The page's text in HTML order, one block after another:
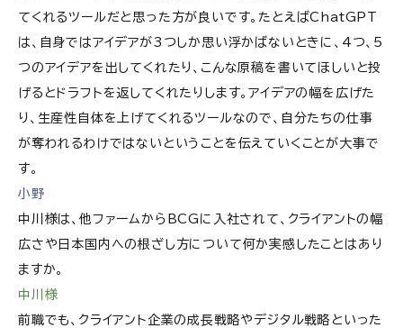
てくれるツールだと思った方が良いです。たとえばChatGPT
は、自身ではアイデアが3つしか思い浮かばないときに、4つ、5
つのアイデアを出してくれたり、こんな原稿を書いてほしいと投
げるとドラフトを返してくれたりします。アイデアの幅を広げた
り、生産性自体を上げてくれるツールなので、自分たちの仕事
が奪われるわけではないということを伝えていくことが大事で
す。
小野
中川様は、他ファームからBCGに入社されて、クライアントの幅
広さや日本国内への根ざし方について何か実感したことはあり
ますか。
中川様
前職でも、クライアント企業の成長戦略やデジタル戦略といった